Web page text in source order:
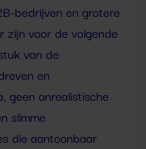
bedrijven en grotere
zijn voor de volgende
van de
en
geen onrealistische
slimme
die aantoonbaar